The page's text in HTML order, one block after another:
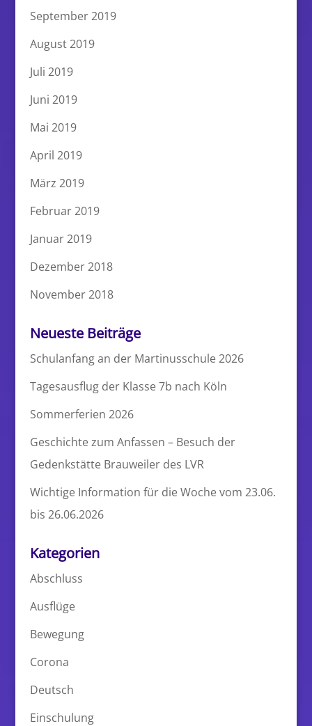
September 2019
August 2019
Juli 2019
Juni 2019
Mai 2019
April 2019
März 2019
Februar 2019
Januar 2019
Dezember 2018
November 2018
Neueste Beiträge
Schulanfang an der Martinusschule 2026
Tagesausflug der Klasse 7b nach Köln
Sommerferien 2026
Geschichte zum Anfassen – Besuch der
Gedenkstätte Brauweiler des LVR
Wichtige Information für die Woche vom 23.06.
bis 26.06.2026
Kategorien
Abschluss
Ausflüge
Bewegung
Corona
Deutsch
Einschulung